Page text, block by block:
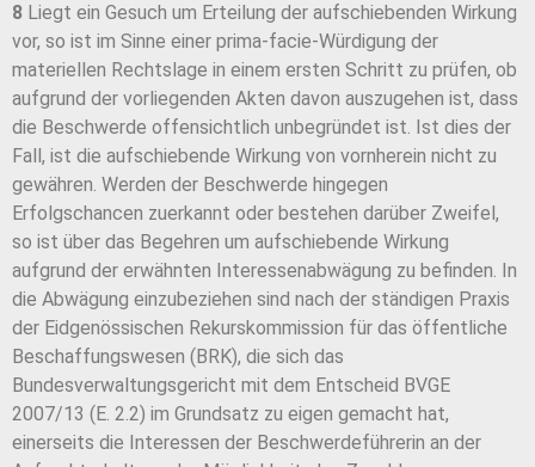
8 Liegt ein Gesuch um Erteilung der aufschiebenden Wirkung
vor, so ist im Sinne einer prima-facie-Würdigung der
materiellen Rechtslage in einem ersten Schritt zu prüfen, ob
aufgrund der vorliegenden Akten davon auszugehen ist, dass
die Beschwerde offensichtlich unbegründet ist. Ist dies der
Fall, ist die aufschiebende Wirkung von vornherein nicht zu
gewähren. Werden der Beschwerde hingegen
Erfolgschancen zuerkannt oder bestehen darüber Zweifel,
so ist über das Begehren um aufschiebende Wirkung
aufgrund der erwähnten Interessenabwägung zu befinden. In
die Abwägung einzubeziehen sind nach der ständigen Praxis
der Eidgenössischen Rekurskommission für das öffentliche
Beschaffungswesen (BRK), die sich das
Bundesverwaltungsgericht mit dem Entscheid BVGE
2007/13 (E. 2.2) im Grundsatz zu eigen gemacht hat,
einerseits die Interessen der Beschwerdeführerin an der